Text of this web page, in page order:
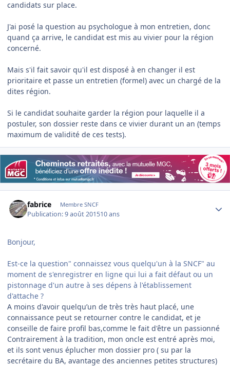
candidats sur place.
J'ai posé la question au psychologue à mon entretien, donc
quand ça arrive, le candidat est mis au vivier pour la région
concerné.
Mais s'il fait savoir qu'il est disposé à en changer il est
prioritaire et passe un entretien (formel) avec un chargé de la
dites région.
Si le candidat souhaite garder la région pour laquelle il a
postuler, son dossier reste dans ce vivier durant un an (temps
maximum de validité de ces tests).
fabrice Membre SNCF
Publication:9 août 201510 ans
Bonjour,
Est-ce la question" connaissez vous quelqu'un à la SNCF" au
moment de s'enregistrer en ligne qui lui a fait défaut ou un
pistonnage d'un autre à ses dépens à l'établissement
d'attache ?
A moins d'avoir quelqu’un de très très haut placé, une
connaissance peut se retourner contre le candidat, et je
conseille de faire profil bas,comme le fait d'être un passionné
Contrairement à la tradition, mon oncle est entré après moi,
et ils sont venus éplucher mon dossier pro ( su par la
secrétaire du BA, avantage des anciennes petites structures)